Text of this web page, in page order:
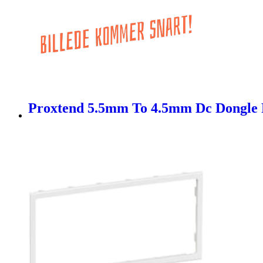
Proxtend 5.5mm To 4.5mm Dc Dongle